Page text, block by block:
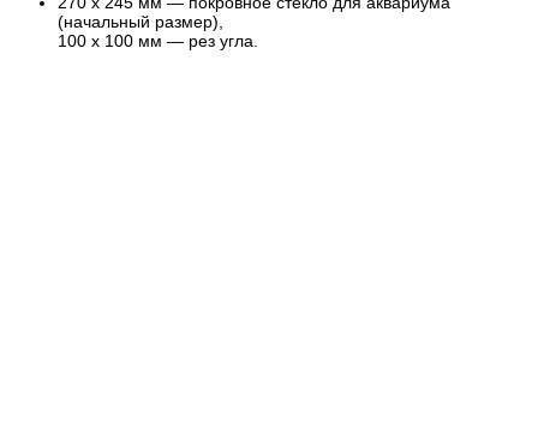
(начальный размер),
100 х 100 мм — рез угла.